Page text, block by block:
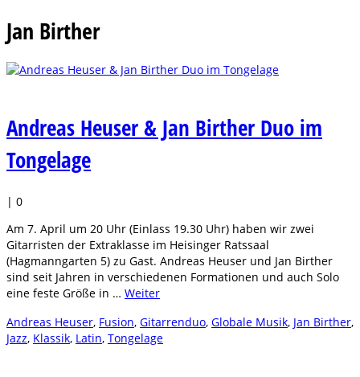
Jan Birther
Andreas Heuser & Jan Birther Duo im
Tongelage
| 0
Am 7. April um 20 Uhr (Einlass 19.30 Uhr) haben wir zwei
Gitarristen der Extraklasse im Heisinger Ratssaal
(Hagmanngarten 5) zu Gast. Andreas Heuser und Jan Birther
sind seit Jahren in verschiedenen Formationen und auch Solo
eine feste Größe in … Weiter
Andreas Heuser, Fusion, Gitarrenduo, Globale Musik, Jan Birther,
Jazz, Klassik, Latin, Tongelage